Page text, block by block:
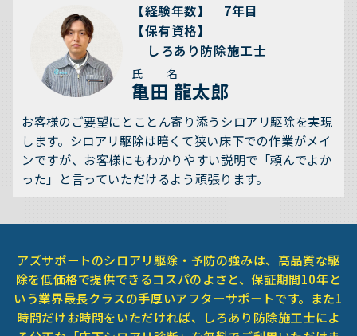
【経験年数】 7年目
【保有資格】
しろあり防除施工士
氏 名
亀田 龍太郎
お客様のご要望にとことん寄り添うシロアリ駆除を実現
します。シロアリ駆除は暗くて狭い床下での作業がメイ
ンですが、お客様にもわかりやすい説明で「頼んでよか
った」と言っていただけるよう頑張ります。
アズサポートのシロアリ駆除・予防の強みは、高品質な駆
除を低価格で提供できるコスパのよさと、保証期間10年と
いう業界最長クラスの手厚いアフターサポートです。また1
時間だけお時間をいただければ、しろあり防除施工士によ